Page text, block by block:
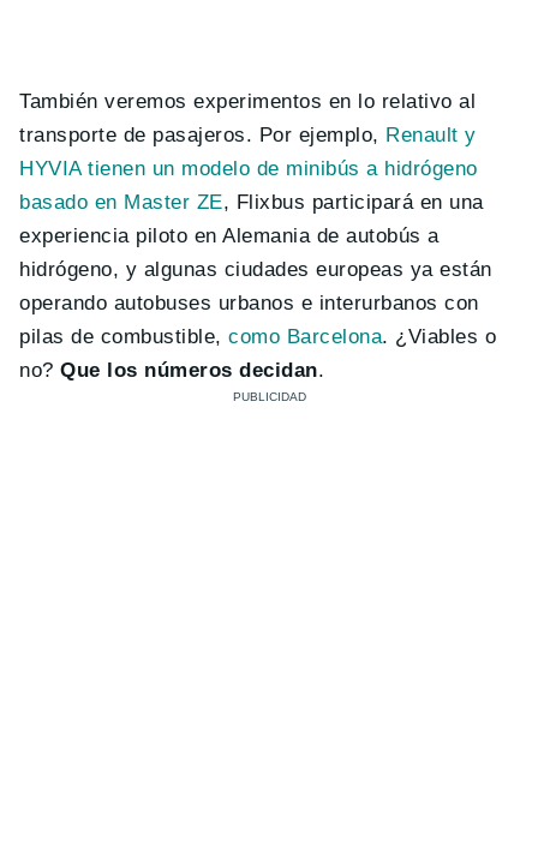
También veremos experimentos en lo relativo al
transporte de pasajeros. Por ejemplo, Renault y
HYVIA tienen un modelo de minibús a hidrógeno
basado en Master ZE, Flixbus participará en una
experiencia piloto en Alemania de autobús a
hidrógeno, y algunas ciudades europeas ya están
operando autobuses urbanos e interurbanos con
pilas de combustible,como Barcelona. ¿Viables o
no?Que los números decidan.